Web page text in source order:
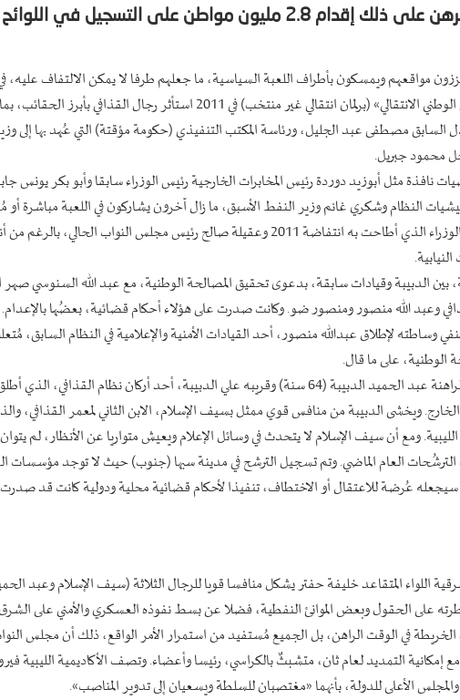
الشارع إليها بقوة، مثلما يُبرهن على ذلك إقدام 2.8 مليون مواطن على التسجيل في اللوائح
يُعززون مواقعهم ويمسكون بأطراف اللعبة السياسية، ما جعلهم طرفا لا يمكن الالتفاف
سياسي للأزمة. ومنذ تشكيل «المجلس الوطني الانتقالي» (برلمان انتقالي غير منتخب) في 2011 استأثر رجال القذافي بأبرز
السابق مصطفى عبد الجليل، ورئاسة المكتب التنفيذي (حكومة مؤقتة) التي عُهد بها إلى
محمود جبريل.
نافذة مثل أبوزيد دوردة رئيس المخابرات الخارجية رئيس الوزراء سابقا وأبو بكر يونس
النظام وشكري غانم وزير النفط الأسبق، ما زال آخرون يشاركون في اللعبة مباشرة أو
من أمثال البغدادي المحمودي رئيس الوزراء الذي أطاحت به انتفاضة 2011 وعقيلة صالح رئيس مجلس النواب الحالي،
الدبيبة وقيادات سابقة، بدعوى تحقيق المصالحة الوطنية، مع عبد الله السنوسي صهر
وعبد الله منصور ومنصور ضو. وكانت صدرت على هؤلاء أحكام قضائية، بعضُها
وساطته لإطلاق عبدالله منصور، أحد القيادات الأمنية والإعلامية في النظام السابق،
الوطنية، على ما قال.
أكثر من ذلك، يُعتبر رئيس الحكومة الراهنة عبد الحميد الدبيبة (64 سنة) وقريبه علي الدبيبة، أحد أركان نظام القذافي،
الخارج. ويخشى الدبيبة من منافس قوي ممثل بسيف الإسلام، الابن الثاني لمعمر القذافي،
ومع أن سيف الإسلام لا يتحدث في وسائل الإعلام ويعيش متواريا عن الأنظار، لم
العام الماضي. وتم تسجيل الترشح في مدينة سبها (جنوب) حيث لا توجد مؤسسات
عُرضة للاعتقال أو الاختطاف، تنفيذا لأحكام قضائية محلية ودولية كانت قد
اللواء المتقاعد خليفة حفتر يشكل منافسا قويا للرجال الثلاثة (سيف الإسلام وعبد
على الحقول وبعض الموانئ النفطية، فضلا عن بسط نفوذه العسكري والأمني على
في الوقت الراهن، بل الجميع مُستفيد من استمرار الأمر الواقع، ذلك أن مجلس
2014 لعام واحد، مع إمكانية التمديد لعام ثان، متشبثٌ بالكراسي، رئيسا وأعضاء. وتصف الأكاديمية الليبية
الأعلى للدولة، بأنهما «مغتصبان للسلطة ويسعيان إلى تدوير المناصب».